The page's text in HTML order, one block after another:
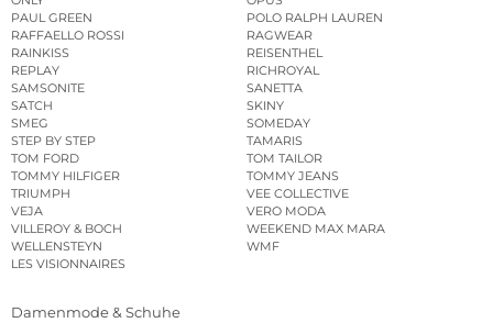
PAUL GREEN
POLO RALPH LAUREN
RAFFAELLO ROSSI
RAGWEAR
RAINKISS
REISENTHEL
REPLAY
RICHROYAL
SAMSONITE
SANETTA
SATCH
SKINY
SMEG
SOMEDAY
STEP BY STEP
TAMARIS
TOM FORD
TOM TAILOR
TOMMY HILFIGER
TOMMY JEANS
TRIUMPH
VEE COLLECTIVE
VEJA
VERO MODA
VILLEROY & BOCH
WEEKEND MAX MARA
WELLENSTEYN
WMF
LES VISIONNAIRES
Damenmode & Schuhe